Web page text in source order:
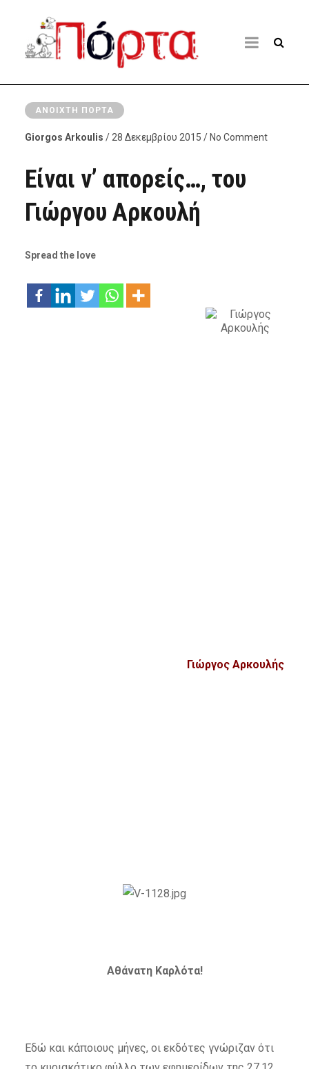
ΑΝΟΙΧΤΉ ΠΌΡΤΑ
Giorgos Arkoulis / 28 Δεκεμβρίου 2015 / No Comment
Είναι ν’ απορείς…, του
Γιώργου Αρκουλή
Spread the love
Γιώργος Αρκουλής
Αθάνατη Καρλότα!
Εδώ και κάποιους μήνες, οι εκδότες γνώριζαν ότι